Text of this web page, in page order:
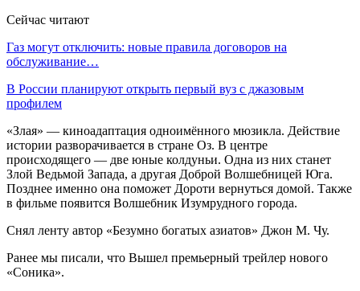
Сейчас читают
Газ могут отключить: новые правила договоров на
обслуживание…
В России планируют открыть первый вуз с джазовым
профилем
«Злая» — киноадаптация одноимённого мюзикла. Действие
истории разворачивается в стране Оз. В центре
происходящего — две юные колдуньи. Одна из них станет
Злой Ведьмой Запада, а другая Доброй Волшебницей Юга.
Позднее именно она поможет Дороти вернуться домой. Также
в фильме появится Волшебник Изумрудного города.
Снял ленту автор «Безумно богатых азиатов» Джон М. Чу.
Ранее мы писали, что Вышел премьерный трейлер нового
«Соника».